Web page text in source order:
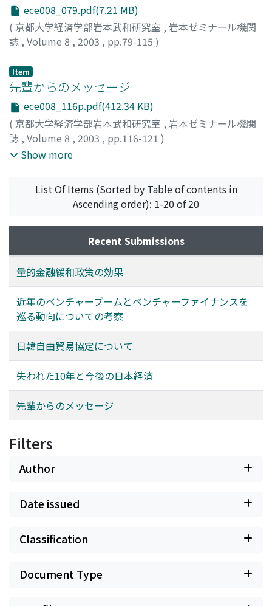
ece008_079.pdf(7.21 MB)
( 京都大学経済学部岩本武和研究室 , 岩本ゼミナール機関
誌 , Volume 8 , 2003 , pp.79-115 )
Item
先輩からのメッセージ
ece008_116p.pdf(412.34 KB)
( 京都大学経済学部岩本武和研究室 , 岩本ゼミナール機関
誌 , Volume 8 , 2003 , pp.116-121 )
柴田, 茂紀;山本, 英司
Takahashi, Nobuhiro
Okazaki, Masaya ; Fujinaka, Yasuo
Ogura, Fumisato;Kumano, Satoshi; シバタ, シゲキ;
タカハシ, ノブヒロ ;オカザキ, マサヤ
ナカ, ヤスオ;オグラ, フミサト;クマノ, サトシ
Show more
List Of Items (Sorted by Table of contents in
Ascending order): 1-20 of 20
Recent Submissions
量的金融緩和政策の効果
近年のベンチャーブームとベンチャーファイナンスを
巡る動向についての考察
日韓自由貿易協定について
失われた10年と今後の日本経済
先輩からのメッセージ
Filters
Author
Date issued
Classification
Document Type